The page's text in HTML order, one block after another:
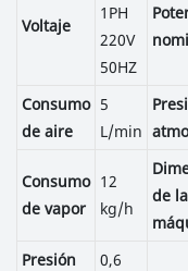
Voltaje
1PH
220V
50HZ
Consumo
de aire
5
L/min
Consumo
de vapor
12
kg/h
de la
Presión
0,6